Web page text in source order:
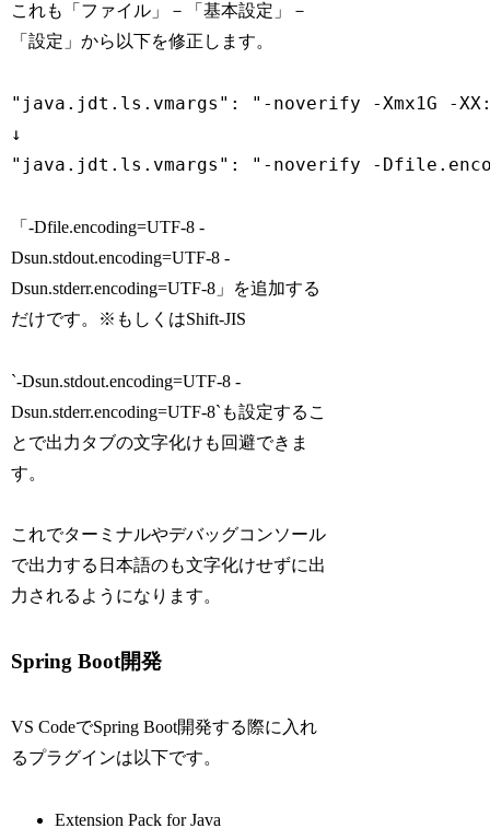
これも「ファイル」－「基本設定」－
「設定」から以下を修正します。
"java.jdt.ls.vmargs": "-noverify -Xmx1G -
↓
「-Dfile.encoding=UTF-8 -
Dsun.stdout.encoding=UTF-8 -
Dsun.stderr.encoding=UTF-8」を追加する
だけです。※もしくはShift-JIS
`-Dsun.stdout.encoding=UTF-8 -
Dsun.stderr.encoding=UTF-8`も設定するこ
とで出力タブの文字化けも回避できま
す。
これでターミナルやデバッグコンソール
で出力する日本語のも文字化けせずに出
力されるようになります。
Spring Boot開発
VS CodeでSpring Boot開発する際に入れ
るプラグインは以下です。
Extension Pack for Java